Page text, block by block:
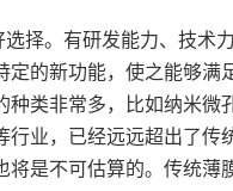
择。有研发能力、技术
的新功能，使之能够满
类非常多，比如纳米微
业，已经远远超出了传
是不可估算的。传统薄